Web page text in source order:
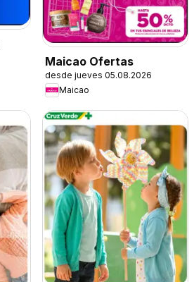
Maicao Ofertas
desde jueves 05.08.2026
Maicao